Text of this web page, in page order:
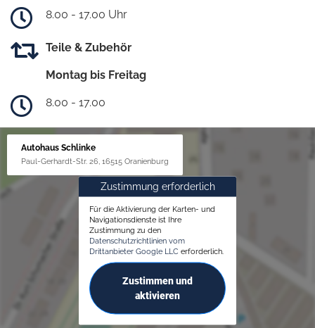
8.00 - 17.00 Uhr
Teile & Zubehör
Montag bis Freitag
8.00 - 17.00
Autohaus Schlinke
Paul-Gerhardt-Str. 26, 16515 Oranienburg
Zustimmung erforderlich
Für die Aktivierung der Karten- und
Navigationsdienste ist Ihre
Zustimmung zu den
Datenschutzrichtlinien vom
Drittanbieter Google LLC erforderlich.
Zustimmen und
aktivieren